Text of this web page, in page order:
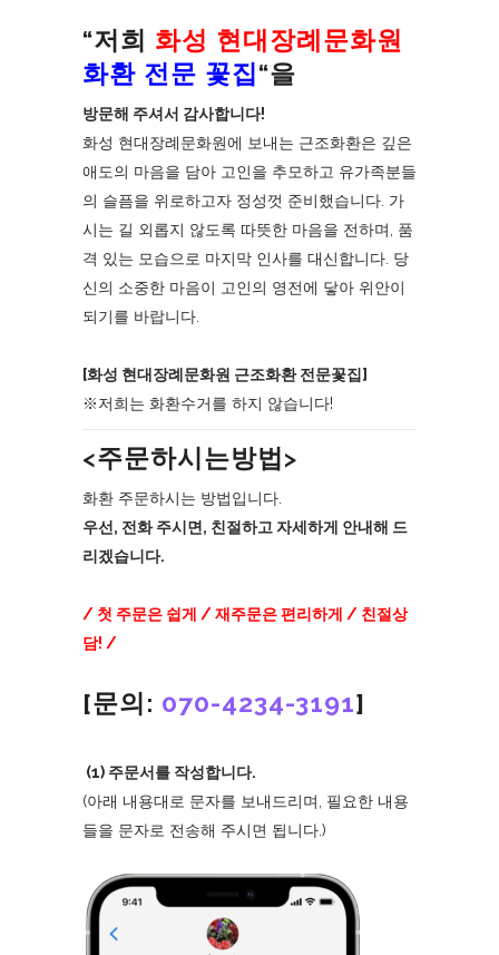
“저희 화성 현대장례문화원
화환 전문 꽃집“을
방문해 주셔서 감사합니다!
화성 현대장례문화원에 보내는 근조화환은 깊은
애도의 마음을 담아 고인을 추모하고 유가족분들
의 슬픔을 위로하고자 정성껏 준비했습니다. 가
시는 길 외롭지 않도록 따뜻한 마음을 전하며, 품
격 있는 모습으로 마지막 인사를 대신합니다. 당
신의 소중한 마음이 고인의 영전에 닿아 위안이
되기를 바랍니다.
[화성 현대장례문화원 근조화환 전문꽃집]
※저희는 화환수거를 하지 않습니다!
<주문하시는방법>
화환 주문하시는 방법입니다.
우선, 전화 주시면, 친절하고 자세하게 안내해 드
리겠습니다.
/ 첫 주문은 쉽게 / 재주문은 편리하게 / 친절상
담! /
[문의: 070-4234-3191]
(1) 주문서를 작성합니다.
(아래 내용대로 문자를 보내드리며, 필요한 내용
들을 문자로 전송해 주시면 됩니다.)